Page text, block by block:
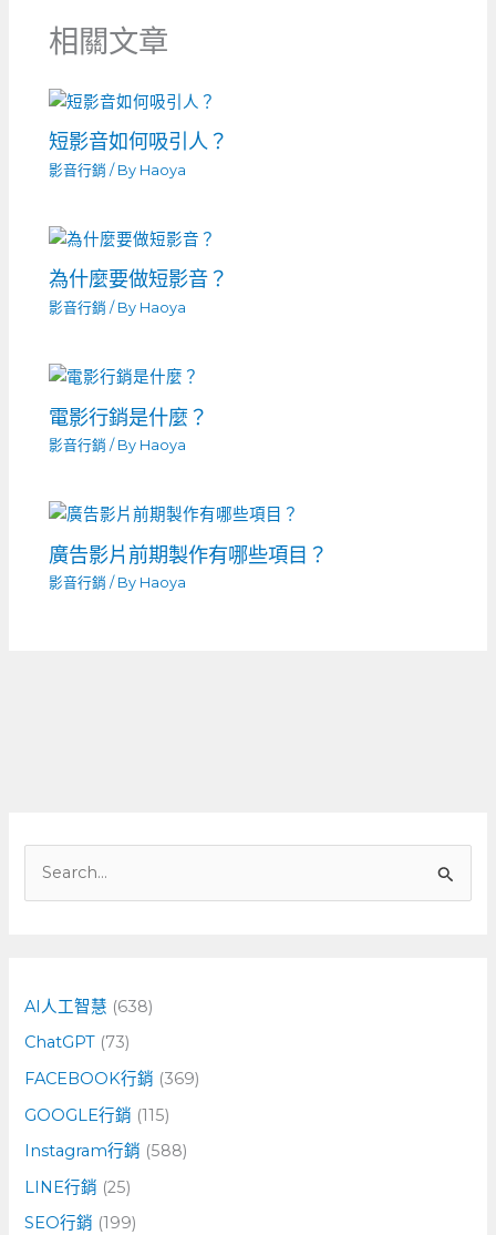
相關文章
短影音如何吸引人？
影音行銷 / By Haoya
為什麼要做短影音？
影音行銷 / By Haoya
電影行銷是什麼？
影音行銷 / By Haoya
廣告影片前期製作有哪些項目？
影音行銷 / By Haoya
字
:
AI人工智慧 (638)
ChatGPT (73)
FACEBOOK行銷 (369)
GOOGLE行銷 (115)
Instagram行銷 (588)
LINE行銷 (25)
SEO行銷 (199)